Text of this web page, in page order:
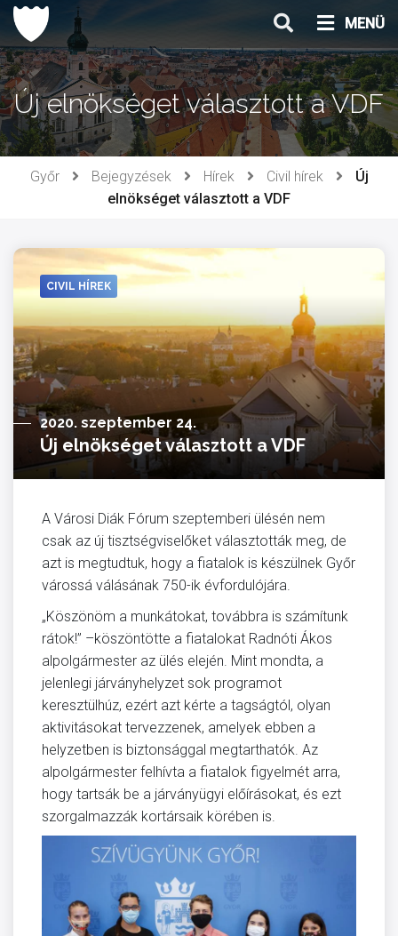
Ugrás
tartalomhoz
MENÜ
Új elnökséget választott a VDF
Győr Bejegyzések Hírek Civil hírek
Új
elnökséget választott a VDF
CIVIL HÍREK
2020. szeptember 24.
Új elnökséget választott a VDF
A Városi Diák Fórum szeptemberi ülésén nem
csak az új tisztségviselőket választották meg, de
azt is megtudtuk, hogy a fiatalok is készülnek Győr
várossá válásának 750-ik évfordulójára.
„Köszönöm a munkátokat, továbbra is számítunk
rátok!” –köszöntötte a fiatalokat Radnóti Ákos
alpolgármester az ülés elején. Mint mondta, a
jelenlegi járványhelyzet sok programot
keresztülhúz, ezért azt kérte a tagságtól, olyan
aktivitásokat tervezzenek, amelyek ebben a
helyzetben is biztonsággal megtarthatók. Az
alpolgármester felhívta a fiatalok figyelmét arra,
hogy tartsák be a járványügyi előírásokat, és ezt
szorgalmazzák kortársaik körében is.